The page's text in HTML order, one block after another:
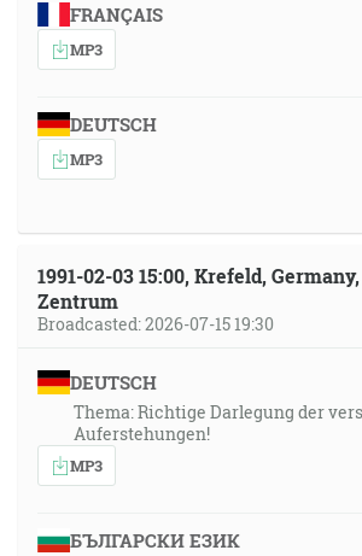
FRANÇAIS
MP3
DEUTSCH
MP3
1991-02-03 15:00, Krefeld,
Zentrum
Broadcasted: 2026-07-15 19:30
DEUTSCH
Thema: Richtige Darlegung der
Auferstehungen!
MP3
БЪЛГАРСКИ ЕЗИК